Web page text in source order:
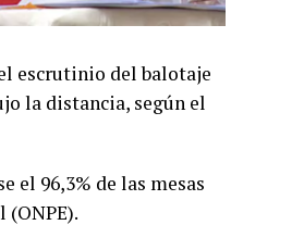
escrutinio del balotaje
la distancia, según el
el 96,3% de las mesas